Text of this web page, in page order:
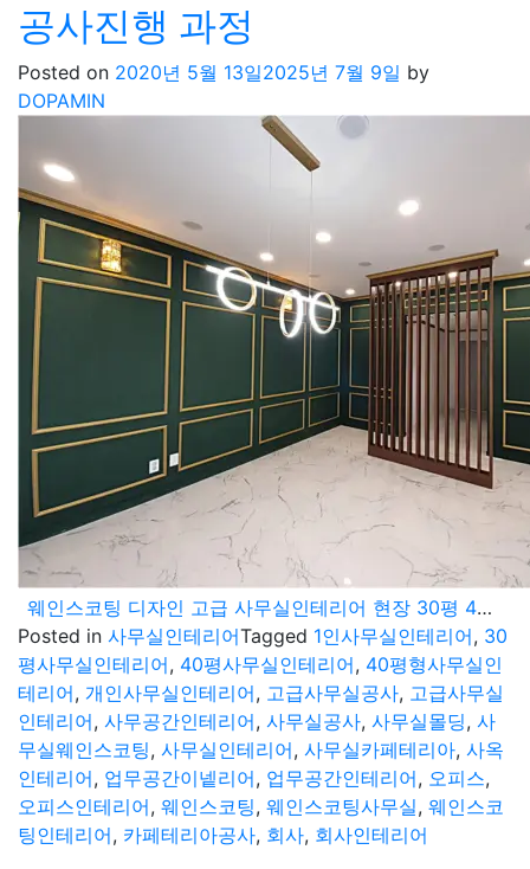
공사진행 과정
Posted on 2020년 5월 13일2025년 7월 9일 by
DOPAMIN
웨인스코팅 디자인 고급 사무실인테리어 현장 30평 40평 공사진행 과정
Posted in 사무실인테리어Tagged 1인사무실인테리어, 30
평사무실인테리어, 40평사무실인테리어, 40평형사무실인
테리어, 개인사무실인테리어, 고급사무실공사, 고급사무실
인테리어, 사무공간인테리어, 사무실공사, 사무실몰딩, 사
무실웨인스코팅, 사무실인테리어, 사무실카페테리아, 사옥
인테리어, 업무공간이넽리어, 업무공간인테리어, 오피스,
오피스인테리어, 웨인스코팅, 웨인스코팅사무실, 웨인스코
팅인테리어, 카페테리아공사, 회사, 회사인테리어